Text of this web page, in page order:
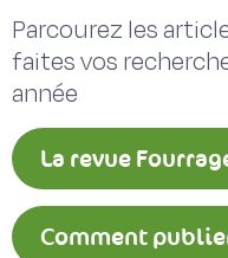
Parcourez les
faites vos
année
La revue
Comment